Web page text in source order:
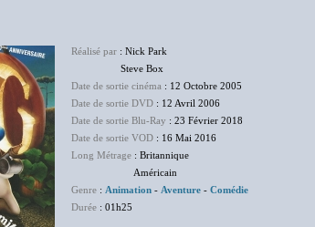
Réalisé par : Nick Park
Steve Box
Date de sortie cinéma : 12 Octobre 2005
Date de sortie DVD : 12 Avril 2006
Date de sortie Blu-Ray : 23 Février 2018
Date de sortie VOD : 16 Mai 2016
Long Métrage : Britannique
Américain
Genre : Animation - Aventure - Comédie
Durée : 01h25